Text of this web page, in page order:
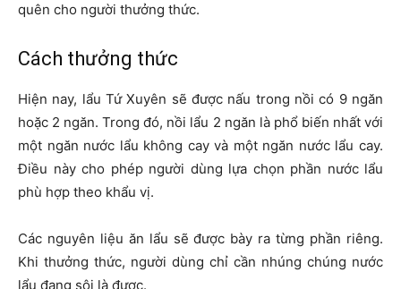
quên cho người thưởng thức.
Cách thưởng thức
Hiện nay, lẩu Tứ Xuyên sẽ được nấu trong nồi có 9 ngăn
hoặc 2 ngăn. Trong đó, nồi lẩu 2 ngăn là phổ biến nhất với
một ngăn nước lẩu không cay và một ngăn nước lẩu cay.
Điều này cho phép người dùng lựa chọn phần nước lẩu
phù hợp theo khẩu vị.
Các nguyên liệu ăn lẩu sẽ được bày ra từng phần riêng.
Khi thưởng thức, người dùng chỉ cần nhúng chúng nước
lẩu đang sôi là được.